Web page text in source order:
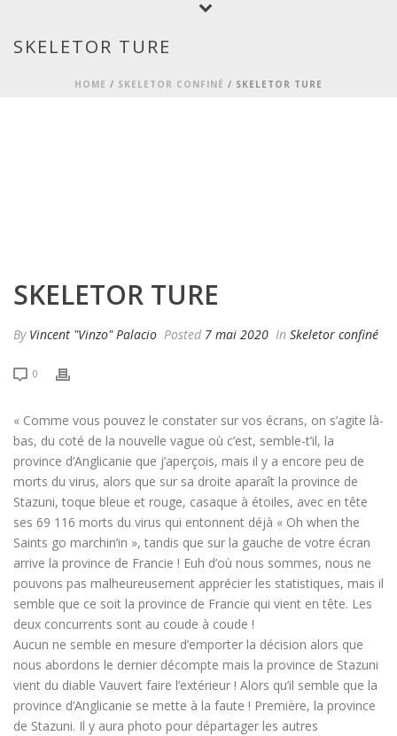
SKELETOR TURE
HOME / SKELETOR CONFINÉ / SKELETOR TURE
SKELETOR TURE
By Vincent "Vinzo" Palacio Posted 7 mai 2020 In Skeletor confiné
0
« Comme vous pouvez le constater sur vos écrans, on s’agite là-
bas, du coté de la nouvelle vague où c’est, semble-t’il, la
province d’Anglicanie que j’aperçois, mais il y a encore peu de
morts du virus, alors que sur sa droite aparaît la province de
Stazuni, toque bleue et rouge, casaque à étoiles, avec en tête
ses 69 116 morts du virus qui entonnent déjà « Oh when the
Saints go marchin’in », tandis que sur la gauche de votre écran
arrive la province de Francie ! Euh d’où nous sommes, nous ne
pouvons pas malheureusement apprécier les statistiques, mais il
semble que ce soit la province de Francie qui vient en tête. Les
deux concurrents sont au coude à coude !
Aucun ne semble en mesure d’emporter la décision alors que
nous abordons le dernier décompte mais la province de Stazuni
vient du diable Vauvert faire l’extérieur ! Alors qu’il semble que la
province d’Anglicanie se mette à la faute ! Première, la province
de Stazuni. Il y aura photo pour départager les autres